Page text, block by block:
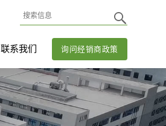
询问经销商政策
联系我们